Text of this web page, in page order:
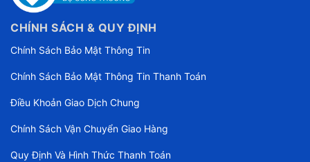
CHÍNH SÁCH & QUY ĐỊNH
Chính Sách Bảo Mật Thông Tin
Chính Sách Bảo Mật Thông Tin Thanh Toán
Điều Khoản Giao Dịch Chung
Chính Sách Vận Chuyển Giao Hàng
Quy Định Và Hình Thức Thanh Toán